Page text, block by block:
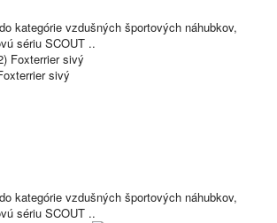
kategórie vzdušných športových náhubkov,
sériu SCOUT ..
sivý
kategórie vzdušných športových náhubkov,
sériu SCOUT ..